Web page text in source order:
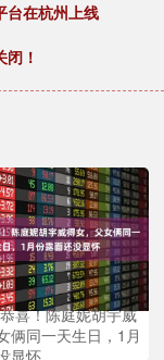
台在杭州上线
！
喜！陈庭妮胡宇威
俩同一天生日，1月